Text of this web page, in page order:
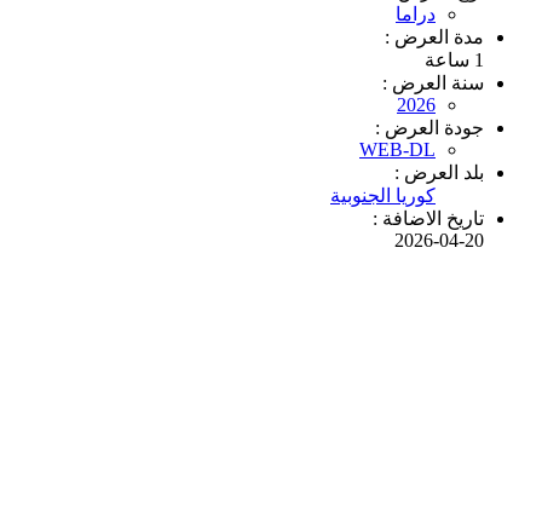
دراما
مدة العرض :
1 ساعة
سنة العرض :
2026
جودة العرض :
WEB-DL
بلد العرض :
كوريا الجنوبية
تاريخ الاضافة :
2026-04-20